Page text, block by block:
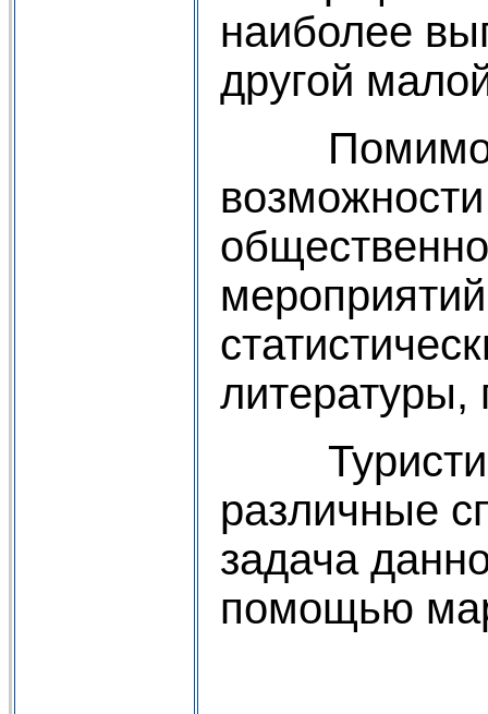
наиболее
другой
Помимо
различные
задача
помощью